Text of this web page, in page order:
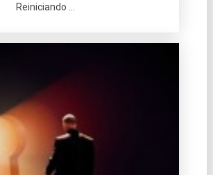
Reiniciando …